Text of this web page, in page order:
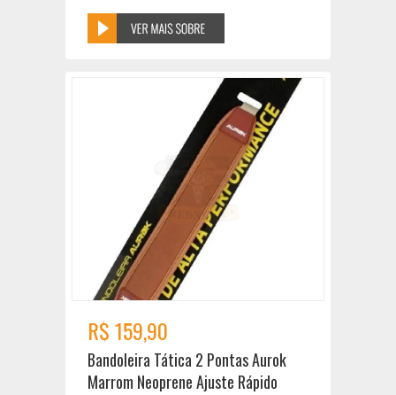
R$ 159,90
Bandoleira Tática 2 Pontas Aurok
Marrom Neoprene Ajuste Rápido